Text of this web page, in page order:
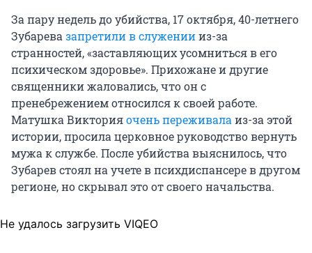
За пару недель до убийства, 17 октября, 40-летнего
Зубаревазапретили в служениииз-за
странностей, «заставляющих усомниться в его
психическом здоровье». Прихожане и другие
священники жаловались, что он с
пренебрежением относился к своей работе.
Матушка Викторияочень переживалаиз-за этой
истории, просила церковное руководство вернуть
мужа к службе. После убийства выяснилось, что
Зубарев стоял на учете в психдиспансере в другом
регионе, но скрывал это от своего начальства.
Не удалось загрузить VIQEO